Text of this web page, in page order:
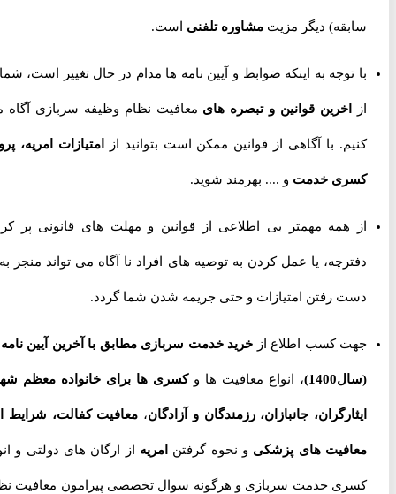
سابقه) دیگر مزیت مشاوره تلفنیاست.
با توجه به اینکه ضوابط و آیین نامه ها مدام در حال تغییر است، شما را
اخرین قوانین و تبصره هایمعافیت نظام وظیفه سربازی آگاه می
کنیم. با آگاهی از قوانین ممکن است بتوانید ازامتیازات امریه، پروژه
کسری خدمتو .... بهرمند شوید.
از همه مهمتر بی اطلاعی از قوانین و مهلت های قانونی پر کردن
دفترچه، یا عمل کردن به توصیه های افراد نا آگاه می تواند منجر به از
دست رفتن امتیازات و حتی جریمه شدن شما گردد.
جهت کسب اطلاع ازخرید خدمت سربازی مطابق با آخرین آیین نامه ها
(سال1400) ، انواع معافیت ها و کسری ها برای خانواده معظم شهدا،
ایثارگران، جانبازان، رزمندگان و آزادگان،معافیت کفالت، شرایط اخذ
معافیت های پزشکیو نحوه گرفتن امریهاز ارگان های دولتی و انواع
کسری خدمت سربازی و هرگونه سوال تخصصی پیرامون معافیت نظام